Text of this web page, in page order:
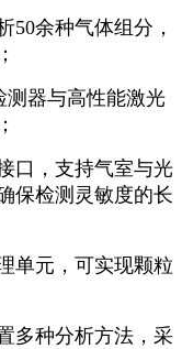
50余种气体组分，
测器与高性能激光
口，支持气室与光
保检测灵敏度的长
单元，可实现颗粒
多种分析方法，采